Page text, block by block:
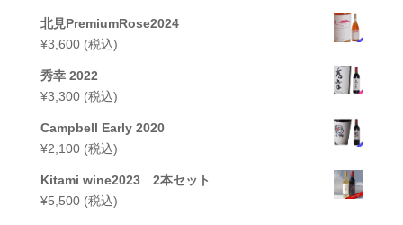
北見PremiumRose2024
¥3,600 (税込)
秀幸 2022
¥3,300 (税込)
Campbell Early 2020
¥2,100 (税込)
Kitami wine2023 2本セット
¥5,500 (税込)